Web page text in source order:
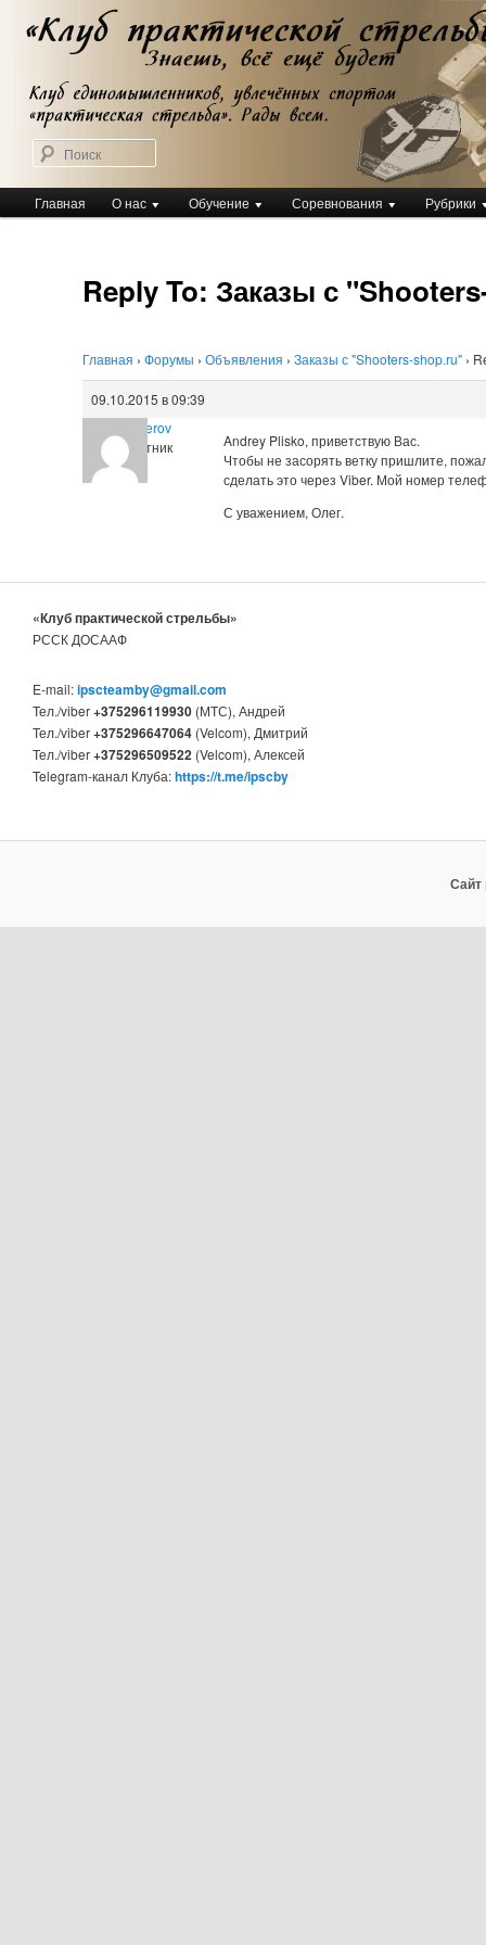
Перейти
основному
содержимому
Клуб практической стрельбы
Клуб практической стрельбы
Главное
меню
Главная О нас Обучение Соревнования Рубрики
Reply To: Заказы с
Главная › Форумы › Объявления › Заказы с "Shooters-shop.ru" ›
09.10.2015 в 09:39
Oleg Serov
Участник
Andrey Plisko, приветствую Вас.
Чтобы не засорять ветку пришлите,
сделать это через Viber. Мой номер
С уважением, Олег.
«Клуб практической стрельбы»
РССК ДОСААФ
E-mail:ipscteamby@gmail.com
Тел./viber+375296119930 (МТС), Андрей
Тел./viber+375296647064 (Velcom), Дмитрий
Тел./viber+375296509522 (Velcom), Алексей
Telegram-канал Клуба:https://t.me/ipscby
Сайт